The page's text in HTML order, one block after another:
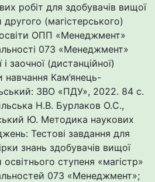
робіт для здобувачів вищої
другого (магістерського)
освіти ОПП «Менеджмент»
073 «Менеджмент»
і заочної (дистанційної)
Кам’янець-
ЗВО «ПДУ», 2022. 84 с.
Н.В. Бурлаков О.С.,
Ю. Методика наукових
Тестові завдання для
знань здобувачів вищої
освітнього ступеня «магістр»
073 «Менеджмент»;